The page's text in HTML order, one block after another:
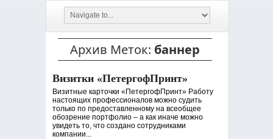
Архив Меток: баннер
Визитки «ПетергофПринт»
Визитные карточки «ПетергофПринт» Работу
настоящих профессионалов можно судить
только по предоставленному на всеобщее
обозрение портфолио – а как иначе можно
увидеть то, что создано сотрудниками
компании...